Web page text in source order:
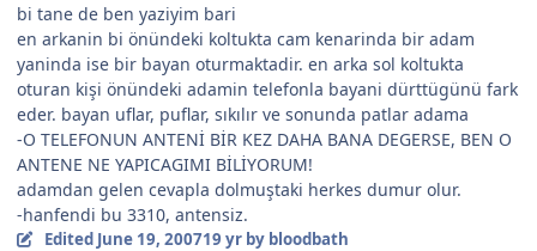
bi tane de ben yaziyim bari
en arkanin bi önündeki koltukta cam kenarinda bir adam
yaninda ise bir bayan oturmaktadir. en arka sol koltukta
oturan kişi önündeki adamin telefonla bayani dürttügünü fark
eder. bayan uflar, puflar, sıkılır ve sonunda patlar adama
-O TELEFONUN ANTENİ BİR KEZ DAHA BANA DEGERSE, BEN O
ANTENE NE YAPICAGIMI BİLİYORUM!
adamdan gelen cevapla dolmuştaki herkes dumur olur.
-hanfendi bu 3310, antensiz.
Edited June 19, 200719 yrby bloodbath